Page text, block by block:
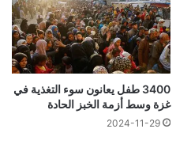
3400 طفل يعانون سوء التغذية في
غزة وسط أزمة الخبز الحادة
2024-11-29